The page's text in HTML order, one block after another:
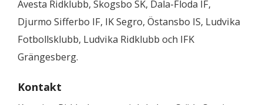
Avesta Ridklubb, Skogsbo SK, Dala-Floda IF,
Djurmo Sifferbo IF, IK Segro, Östansbo IS, Ludvika
Fotbollsklubb, Ludvika Ridklubb och IFK
Grängesberg.
Kontakt